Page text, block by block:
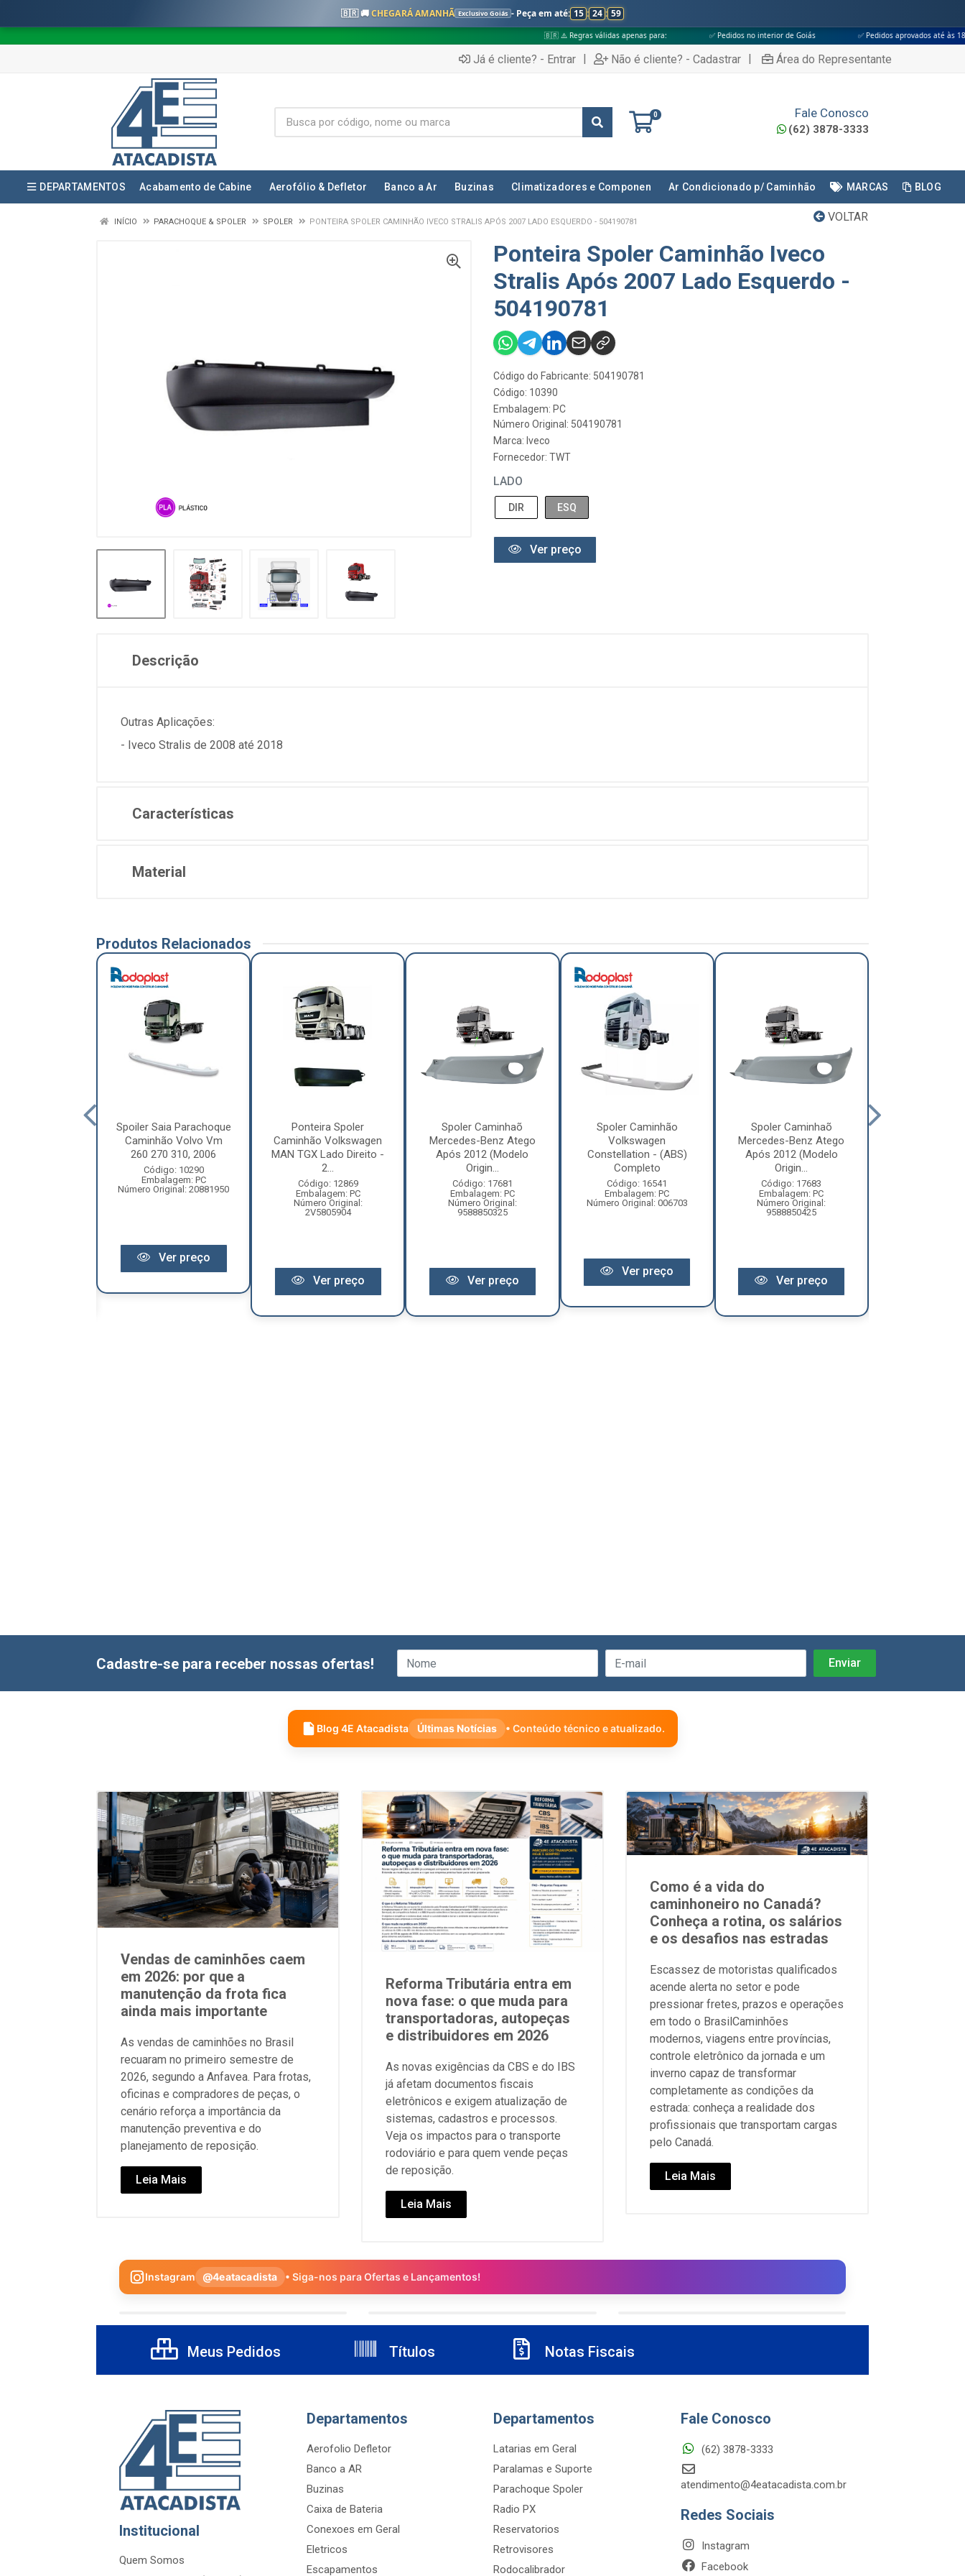
🇧🇷 🚚CHEGARÁ AMANHÃ Exclusivo Goiás - Peça em até: 15 : 24 : 58
🇧🇷 ⚠️ Regras válidas apenas para: ✅ Pedidos no interior de Goiás ✅ Pedidos aprovados até às 18h ✅
Já é cliente? - Entrar | Não é cliente? - Cadastrar | Área do Representante
0 Fale Conosco
(62) 3878-3333
DEPARTAMENTOS Acabamento de Cabine Aerofólio & Defletor Banco a Ar Buzinas Climatizadores e Componen Ar Condicionado p/ Caminhão MARCAS BLOG
VOLTAR
INÍCIO PARACHOQUE & SPOLER SPOLER PONTEIRA SPOLER CAMINHÃO IVECO STRALIS APÓS 2007 LADO ESQUERDO - 504190781
Ponteira Spoler Caminhão Iveco
Stralis Após 2007 Lado Esquerdo -
504190781
Código do Fabricante: 504190781
Código: 10390
Embalagem: PC
Número Original: 504190781
Marca: Iveco
Fornecedor: TWT
LADO
DIR ESQ
Ver preço
Descrição
Outras Aplicações:
- Iveco Stralis de 2008 até 2018
Características
Material
Produtos Relacionados
Spoiler Saia Parachoque
Caminhão Volvo Vm
260 270 310, 2006
Código: 10290
Embalagem: PC
Número Original: 20881950
Ver preço
Ponteira Spoler
Caminhão Volkswagen
MAN TGX Lado Direito -
2...
Código: 12869
Embalagem: PC
Número Original:
2V5805904
Ver preço
Spoler Caminhaõ
Mercedes-Benz Atego
Após 2012 (Modelo
Origin...
Código: 17681
Embalagem: PC
Número Original:
9588850325
Ver preço
Spoler Caminhão
Volkswagen
Constellation - (ABS)
Completo
Código: 16541
Embalagem: PC
Número Original: 006703
Ver preço
Spoler Caminhaõ
Mercedes-Benz Atego
Após 2012 (Modelo
Origin...
Código: 17683
Embalagem: PC
Número Original:
9588850425
Ver preço
Cadastre-se para receber nossas ofertas!
Blog 4E Atacadista Últimas Notícias • Conteúdo técnico e atualizado.
Vendas de caminhões caem
em 2026: por que a
manutenção da frota fica
ainda mais importante
As vendas de caminhões no Brasil
recuaram no primeiro semestre de
2026, segundo a Anfavea. Para frotas,
oficinas e compradores de peças, o
cenário reforça a importância da
manutenção preventiva e do
planejamento de reposição.
Leia Mais
Reforma Tributária entra em
nova fase: o que muda para
transportadoras, autopeças
e distribuidores em 2026
As novas exigências da CBS e do IBS
já afetam documentos fiscais
eletrônicos e exigem atualização de
sistemas, cadastros e processos.
Veja os impactos para o transporte
rodoviário e para quem vende peças
de reposição.
Leia Mais
Como é a vida do
caminhoneiro no Canadá?
Conheça a rotina, os salários
e os desafios nas estradas
Escassez de motoristas qualificados
acende alerta no setor e pode
pressionar fretes, prazos e operações
em todo o BrasilCaminhões
modernos, viagens entre províncias,
controle eletrônico da jornada e um
inverno capaz de transformar
completamente as condições da
estrada: conheça a realidade dos
profissionais que transportam cargas
pelo Canadá.
Leia Mais
Instagram @4eatacadista • Siga-nos para Ofertas e Lançamentos!
Meus Pedidos Títulos Notas Fiscais
Institucional
Quem Somos
Departamentos
Aerofolio Defletor
Banco a AR
Buzinas
Caixa de Bateria
Conexoes em Geral
Eletricos
Escapamentos
Departamentos
Latarias em Geral
Paralamas e Suporte
Parachoque Spoler
Radio PX
Reservatorios
Retrovisores
Rodocalibrador
Fale Conosco
(62) 3878-3333
atendimento@4eatacadista.com.br
Redes Sociais
Instagram
Facebook